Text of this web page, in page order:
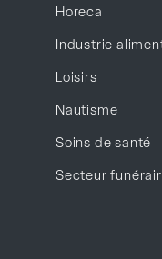
Horeca
Industrie
Loisirs
Nautisme
Soins de santé
Secteur